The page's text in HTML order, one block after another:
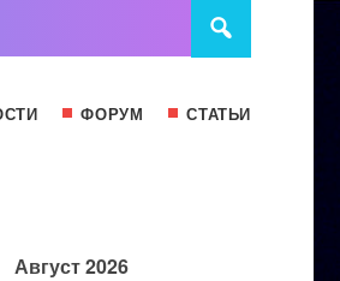
ФОРУМ СТАТЬИ
Август 2026